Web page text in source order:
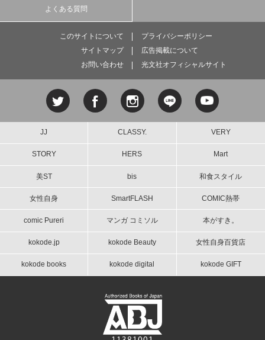
よくある質問
このサイトについて
プライバシーポリシー
サイトマップ
広告掲載について
お問い合わせ
光文社オフィシャルサイト
JJ CLASSY. VERY
STORY HERS Mart
美ST bis 和食スタイル
女性自身 SmartFLASH COMIC熱帯
comic Pureri マンガ コミソル 本がすき。
kokode.jp kokode Beauty 女性自身百貨店
kokode books kokode digital kokode GIFT